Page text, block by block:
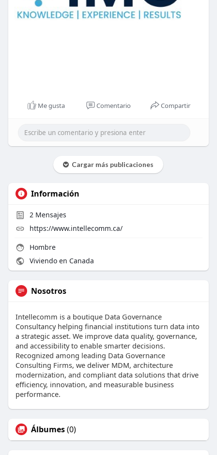
Me gusta Comentario Compartir
Cargar más publicaciones
Información
2Mensajes
https://www.intellecomm.ca/
Hombre
Viviendo en Canada
Nosotros
Intellecomm is a boutique Data Governance
Consultancy helping financial institutions turn data into
a strategic asset. We improve data quality, governance,
and accessibility to enable smarter decisions.
Recognized among leading Data Governance
Consulting Firms, we deliver MDM, architecture
modernization, and compliant data solutions that drive
efficiency, innovation, and measurable business
performance.
Álbumes(0)